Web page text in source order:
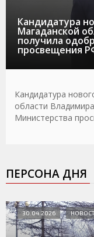
Кандидатура
Магаданской
получила
просвещения
Кандидатура
области
Министерства
ПЕРСОНА ДНЯ
30.04.2026